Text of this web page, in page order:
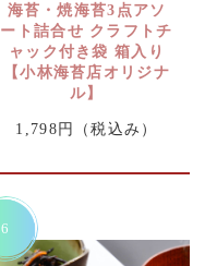
海苔・焼海苔3点アソ
ート詰合せ クラフトチ
ャック付き袋 箱入り
【小林海苔店オリジナ
ル】
1,798円 （税込み）
6